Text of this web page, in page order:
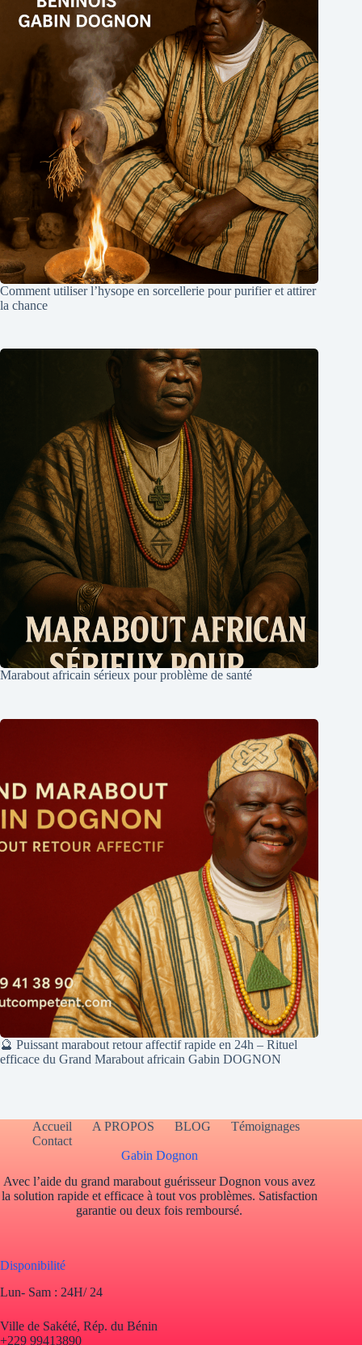
Comment utiliser l’hysope en sorcellerie pour purifier et attirer
la chance
Marabout africain sérieux pour problème de santé
🔮 Puissant marabout retour affectif rapide en 24h – Rituel
efficace du Grand Marabout africain Gabin DOGNON
Accueil A PROPOS BLOG
Témoignages
Contact
Gabin Dognon
Avec l’aide du grand marabout guérisseur Dognon vous avez
la solution rapide et efficace à tout vos problèmes. Satisfaction
garantie ou deux fois remboursé.
Disponibilité
Lun- Sam : 24H/ 24
Ville de Sakété, Rép. du Bénin
+229 99413890